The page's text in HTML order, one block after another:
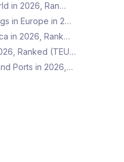
in 2026, Ran…
in Europe in 2…
in 2026, Rank…
Ranked (TEU…
Ports in 2026,…